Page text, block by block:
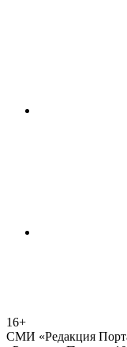
16+
СМИ «Редакция